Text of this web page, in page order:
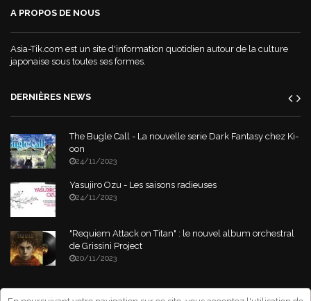
A PROPOS DE NOUS
Asia-Tik.com est un site d'information quotidien autour de la culture
japonaise sous toutes ses formes.
DERNIÈRES NEWS
The Bugle Call - La nouvelle serie Dark Fantasy chez Ki-
oon
24/11/2023
Yasujiro Ozu - Les saisons radieuses
24/11/2023
"Requiem Attack on Titan" : le nouvel album orchestral
de Grissini Project
20/11/2023